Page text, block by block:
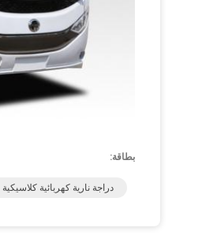
بطاقة:
دراجة نارية كهربائية كلاسيكية